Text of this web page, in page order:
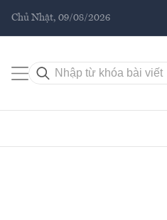
Chủ Nhật, 09/08/2026